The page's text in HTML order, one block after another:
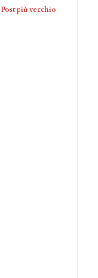
Post più vecchio